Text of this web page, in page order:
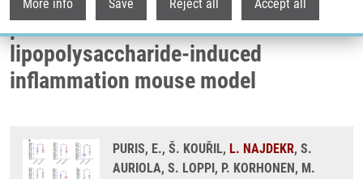
More info Save Reject all Accept all
proteomic characterisation of
lipopolysaccharide-induced
inflammation mouse model
PURIS, E., Š. KOUŘIL, L. NAJDEKR, S.
AURIOLA, S. LOPPI, P. KORHONEN, M.